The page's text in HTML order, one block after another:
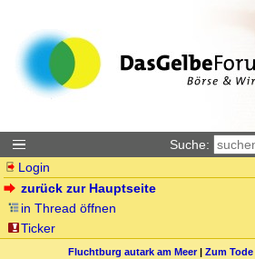
Suche:
Login
zurück zur Hauptseite
in Thread öffnen
Ticker
Fluchtburg autark am Meer| Zum